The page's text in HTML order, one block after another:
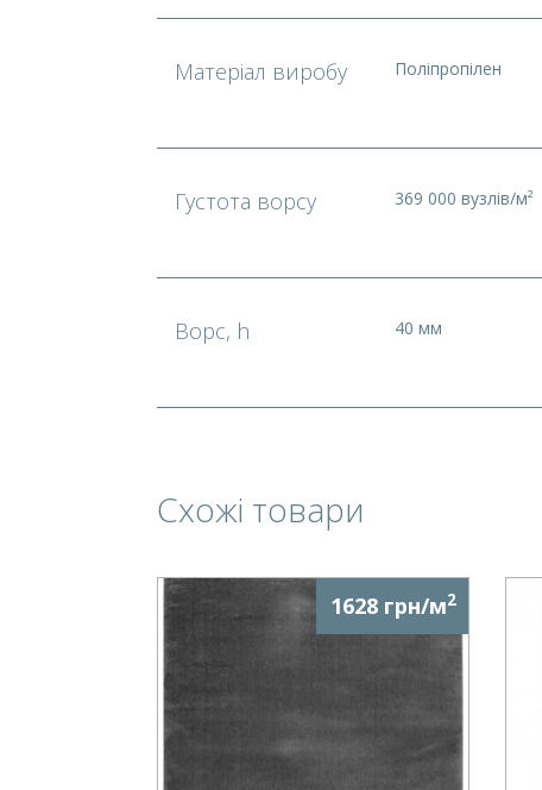
Матеріал виробу Поліпропілен
Густота ворсу 369 000 вузлів/м²
Ворс, h 40 мм
Схожі товари
1628 грн/м2